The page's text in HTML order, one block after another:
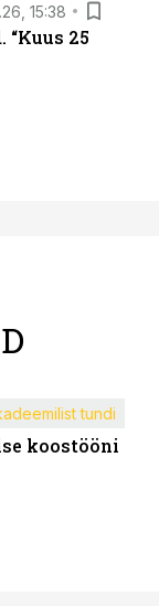
15:38
25
koostööni
tundi